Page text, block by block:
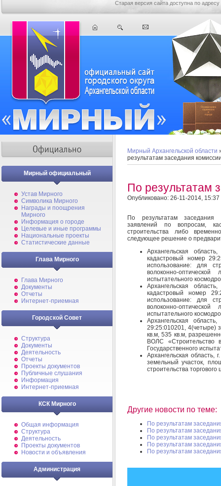
Старая версия сайта доступна по адресу
Мирный официальный
Устав Мирного
Символика Мирного
Награды и поощрения
Мирного
Информация о городе
Целевые и иные программы
Национальные проекты
Статистические данные
Глава Мирного
Глава Мирного
Документы
Отчеты
Интернет-приемная
Городской Совет
Структура
Документы
Деятельность
Отчеты
Проекты документов
Публичные слушания
Информация
Интернет-приемная
КСК Мирного
Общая информация
Структура
Деятельность
Проекты документов
Новости и объявления
Администрация
Мирный Архангельской области
результатам заседания
По результатам
Опубликовано: 26-11-2014, 15:37
По результатам заседания
заявлений по вопросам,
строительства либо
следующее решение о
Архангельская
кадастровый номер
использование: для
волоконно-
испытательного
Архангельская
кадастровый номер
использование: для
волоконно-
испытательного
Архангельская
29:25:010201, 4(четыре)
кв.м, 535 кв.м,
ВОЛС «Строительство
Государственного
Архангельская
земельный участок,
строительства торгового
Другие новости по теме:
По результатам
По результатам
По результатам
По результатам
По результатам